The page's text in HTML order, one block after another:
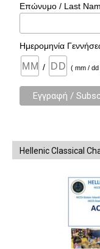
Επώνυμο / Last
Ημερομηνία
/ ( mm / dd
Hellenic Classical